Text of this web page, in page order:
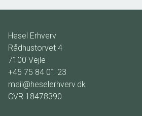
Hesel Erhverv
Rådhustorvet 4
7100 Vejle
+45 75 84 01 23
mail@heselerhverv.dk
CVR 18478390